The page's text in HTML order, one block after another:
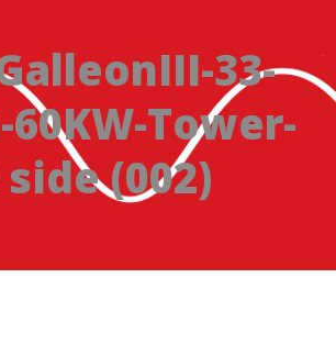
33-
Tower-
side (002)